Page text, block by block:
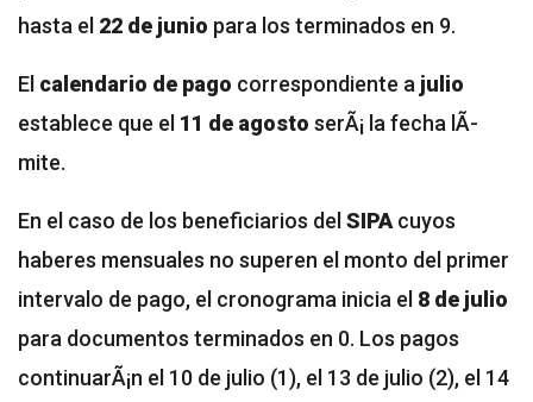
hasta el 22 de junio para los terminados en 9.
El calendario de pago correspondiente a julio
establece que el 11 de agosto serÃ¡ la fecha lÃ­
mite.
En el caso de los beneficiarios del SIPA cuyos
haberes mensuales no superen el monto del primer
intervalo de pago, el cronograma inicia el 8 de julio
para documentos terminados en 0. Los pagos
continuarÃ¡n el 10 de julio (1), el 13 de julio (2), el 14